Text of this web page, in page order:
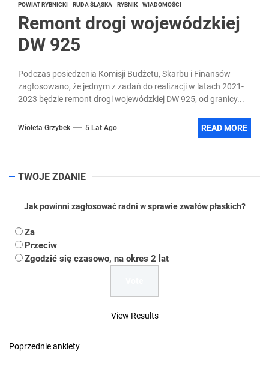
POWIAT RYBNICKI RUDA ŚLĄSKA RYBNIK WIADOMOŚCI
Remont drogi wojewódzkiej
DW 925
Podczas posiedzenia Komisji Budżetu, Skarbu i Finansów
zagłosowano, że jednym z zadań do realizacji w latach 2021-
2023 będzie remont drogi wojewódzkiej DW 925, od granicy...
Wioleta Grzybek 5 Lat Ago READ MORE
TWOJE ZDANIE
Jak powinni zagłosować radni w sprawie zwałów płaskich?
Za
Przeciw
Zgodzić się czasowo, na okres 2 lat
View Results
Poprzednie ankiety